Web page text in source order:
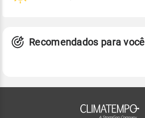
Recomendados para você